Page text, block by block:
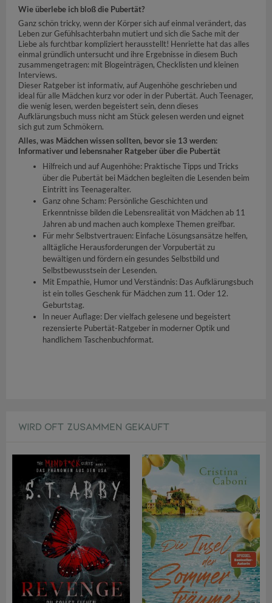
Wie überlebe ich bloß die Pubertät?
Ganz schön tricky, wenn der Körper sich auf einmal verändert, das
Leben zur Gefühlsachterbahn mutiert und sich die Sache mit der
Liebe als furchtbar kompliziert herausstellt! Henriette hat das alles
einmal gründlich untersucht und ihre Ergebnisse in diesem Buch
zusammengetragen: mit Blogeinträgen, Checklisten und kleinen
Interviews.
Dieser Ratgeber ist informativ, auf Augenhöhe geschrieben und
ideal für alle Mädchen kurz vor oder in der Pubertät. Auch Teenager,
die wenig lesen, werden begeistert sein, denn dieses
Aufklärungsbuch muss nicht am Stück gelesen werden und eignet
sich gut zum Schmökern.
Alles, was Mädchen wissen sollten, bevor sie 13 werden:
Informativer und lebensnaher Ratgeber über die Pubertät
Hilfreich und auf Augenhöhe: Praktische Tipps und Tricks
über die Pubertät bei Mädchen begleiten die Lesenden beim
Eintritt ins Teenageralter.
Ganz ohne Scham: Persönliche Geschichten und
Erkenntnisse bilden die Lebensrealität von Mädchen ab 11
Jahren ab und machen auch komplexe Themen greifbar.
Für mehr Selbstvertrauen: Einfache Lösungsansätze helfen,
alltägliche Herausforderungen der Vorpubertät zu
bewältigen und fördern ein gesundes Selbstbild und
Selbstbewusstsein der Lesenden.
Mit Empathie, Humor und Verständnis: Das Aufklärungsbuch
ist ein tolles Geschenk für Mädchen zum 11. Oder 12.
Geburtstag.
In neuer Auflage: Der vielfach gelesene und begeistert
rezensierte Pubertät-Ratgeber in moderner Optik und
handlichem Taschenbuchformat.
WIRD OFT ZUSAMMEN GEKAUFT